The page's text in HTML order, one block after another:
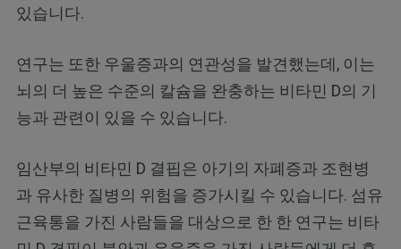
있습니다.
연구는 또한 우울증과의 연관성을 발견했는데, 이는
뇌의 더 높은 수준의 칼슘을 완충하는 비타민 D의 기
능과 관련이 있을 수 있습니다.
임산부의 비타민 D 결핍은 아기의 자폐증과 조현병
과 유사한 질병의 위험을 증가시킬 수 있습니다. 섬유
근육통을 가진 사람들을 대상으로 한 한 연구는 비타